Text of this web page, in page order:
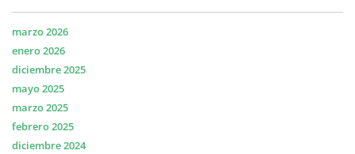
marzo 2026
enero 2026
diciembre 2025
mayo 2025
marzo 2025
febrero 2025
diciembre 2024